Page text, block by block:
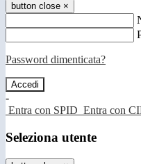
button close ×
Password dimenticata?
-
Entra con SPID Entra con
Seleziona utente